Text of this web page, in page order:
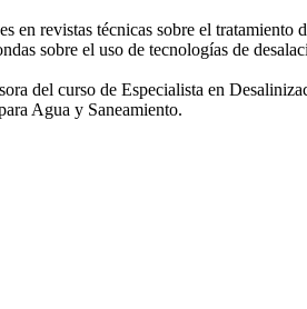
en revistas técnicas sobre el tratamiento
sobre el uso de tecnologías de
del curso de Especialista en
Agua y Saneamiento.